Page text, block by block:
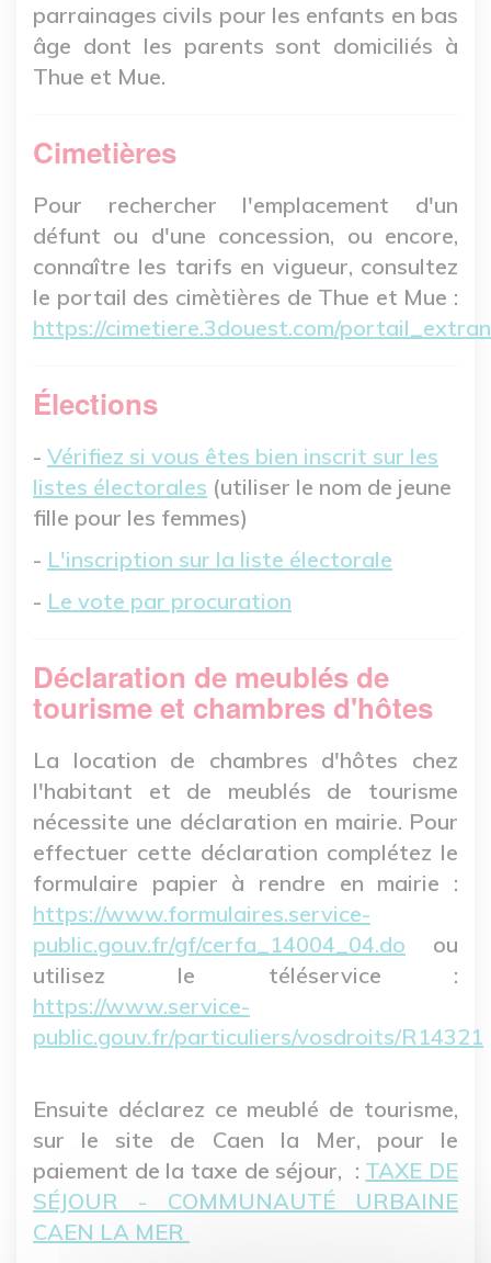
parrainages civils pour les enfants en bas
âge dont les parents sont domiciliés à
Thue et Mue.
Cimetières
Pour rechercher l'emplacement d'un
défunt ou d'une concession, ou encore,
connaître les tarifs en vigueur, consultez
le portail des cimètières de Thue et Mue :
https://cimetiere.3douest.com/
Élections
- Vérifiez si vous êtes bien inscrit sur les
listes électorales (utiliser le nom de jeune
fille pour les femmes)
- L'inscription sur la liste électorale
- Le vote par procuration
Déclaration de meublés de
tourisme et chambres d'hôtes
La location de chambres d'hôtes chez
l'habitant et de meublés de tourisme
nécessite une déclaration en mairie. Pour
effectuer cette déclaration complétez le
formulaire papier à rendre en mairie :
https://www.formulaires.service-
public.gouv.fr/gf/cerfa_14004_04.do ou
utilisez le téléservice :
https://www.service-
public.gouv.fr/particuliers/vosdroits/R14321
Ensuite déclarez ce meublé de tourisme,
sur le site de Caen la Mer, pour le
paiement de la taxe de séjour, : TAXE DE
SÉJOUR - COMMUNAUTÉ URBAINE
CAEN LA MER